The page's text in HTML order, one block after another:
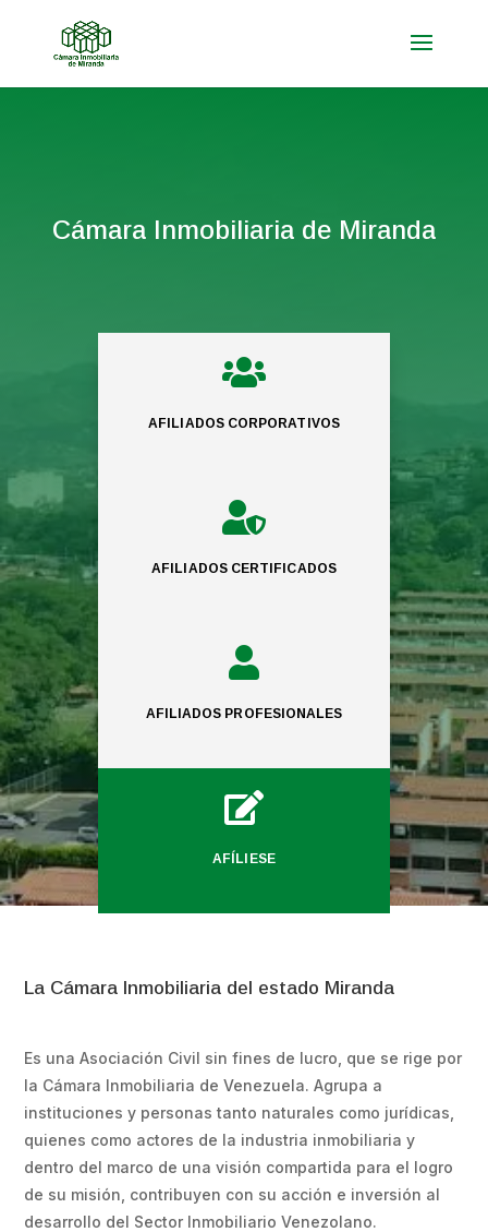
Cámara Inmobiliaria de Miranda

AFILIADOS CORPORATIVOS

AFILIADOS CERTIFICADOS

AFILIADOS PROFESIONALES

AFÍLIESE
La Cámara Inmobiliaria del estado Miranda
Es una Asociación Civil sin fines de lucro, que se rige por
la Cámara Inmobiliaria de Venezuela. Agrupa a
instituciones y personas tanto naturales como jurídicas,
quienes como actores de la industria inmobiliaria y
dentro del marco de una visión compartida para el logro
de su misión, contribuyen con su acción e inversión al
desarrollo del Sector Inmobiliario Venezolano.